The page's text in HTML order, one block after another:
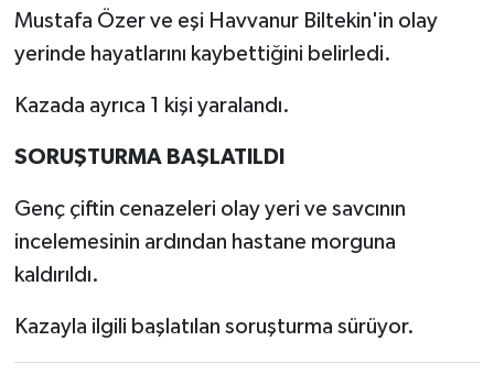
Mustafa Özer ve eşi Havvanur Biltekin'in olay
yerinde hayatlarını kaybettiğini belirledi.
Kazada ayrıca 1 kişi yaralandı.
SORUŞTURMA BAŞLATILDI
Genç çiftin cenazeleri olay yeri ve savcının
incelemesinin ardından hastane morguna
kaldırıldı.
Kazayla ilgili başlatılan soruşturma sürüyor.